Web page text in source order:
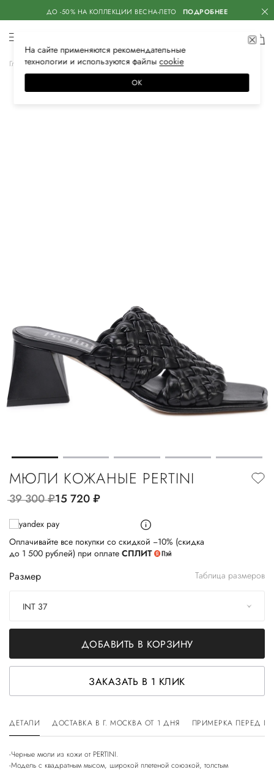
ДО -50% НА КОЛЛЕКЦИИ ВЕСНА-ЛЕТО ПОДРОБНЕЕ
Главная Женская Обувь Мюли
МЮЛИ КОЖАНЫЕ PERTINI
39 300руб.15 720руб.
Оплачивайте все покупки со скидкой −10% (скидка
до 1 500 рублей) при оплате СПЛИТ
Размер Таблица размеров
INT 37
ДОБАВИТЬ В КОРЗИНУ
ЗАКАЗАТЬ В 1 КЛИК
ДЕТАЛИ ДОСТАВКА В Г. МОСКВА ОТ 1 ДНЯ ПРИМЕРКА ПЕРЕД
-Черные мюли из кожи от PERTINI.
-Модель с квадратным мысом, широкой плетеной союзкой, толстым
На сайте применяются рекомендательные
технологии и используются файлысооkiе
ОК